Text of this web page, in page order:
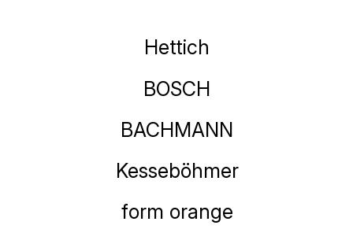
Hettich
BOSCH
BACHMANN
Kesseböhmer
form orange